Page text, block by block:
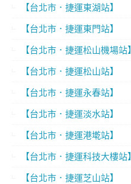
【台北市．捷運東湖站】
【台北市．捷運東門站】
【台北市．捷運松山機場站】
【台北市．捷運松山站】
【台北市．捷運永春站】
【台北市．捷運淡水站】
【台北市．捷運港墘站】
【台北市．捷運科技大樓站】
【台北市．捷運芝山站】